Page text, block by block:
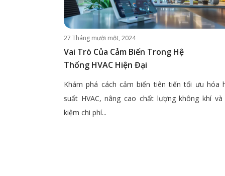
27 Tháng mười một, 2024
Vai Trò Của Cảm Biến Trong Hệ
Thống HVAC Hiện Đại
Khám phá cách cảm biến tiên tiến tối ưu hóa
suất HVAC, nâng cao chất lượng không khí
kiệm chi phí...